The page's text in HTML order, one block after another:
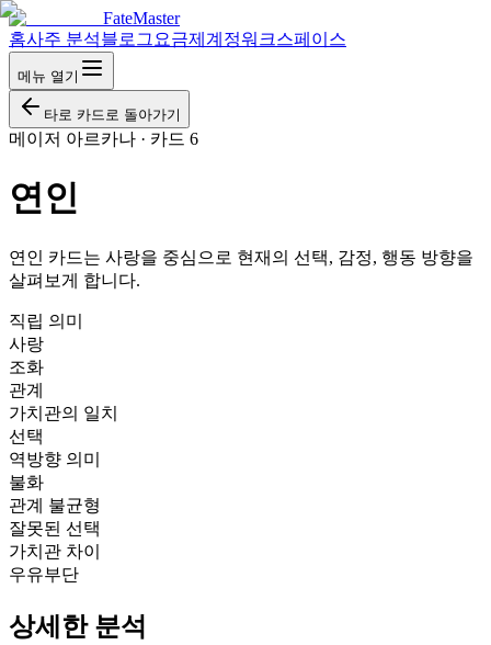
FateMaster
홈사주 분석블로그 요금제 계정워크스페이스
메뉴 열기
타로 카드로 돌아가기
메이저 아르카나 · 카드 6
연인
연인 카드는 사랑을 중심으로 현재의 선택, 감정, 행동 방향을
살펴보게 합니다.
직립 의미
사랑
조화
관계
가치관의 일치
선택
역방향 의미
불화
관계 불균형
잘못된 선택
가치관 차이
우유부단
상세한 분석